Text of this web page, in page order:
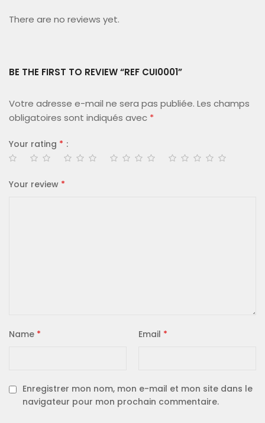
There are no reviews yet.
BE THE FIRST TO REVIEW “REF CUI0001”
Votre adresse e-mail ne sera pas publiée. Les champs
obligatoires sont indiqués avec *
Your rating *
Your review *
Name * Email *
Enregistrer mon nom, mon e-mail et mon site dans le
navigateur pour mon prochain commentaire.